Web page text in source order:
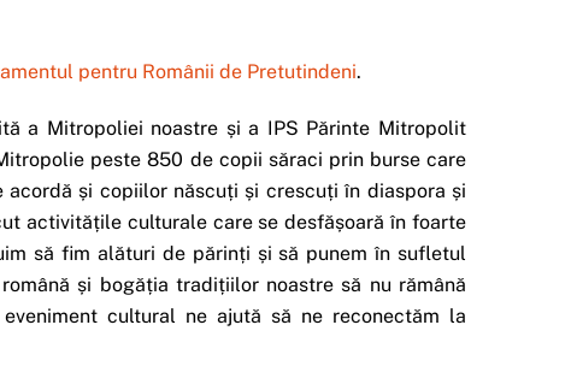
pentru Românii de Pretutindeni.
a Mitropoliei noastre și a IPS Părinte Mitropolit
peste 850 de copii săraci prin burse care
și copiilor născuți și crescuți în diaspora și
activitățile culturale care se desfășoară în foarte
să fim alături de părinți și să punem în sufletul
și bogăția tradițiilor noastre să nu rămână
cultural ne ajută să ne reconectăm la